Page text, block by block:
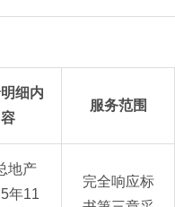
细内
容
服务范围
地产
年11
完全响应标